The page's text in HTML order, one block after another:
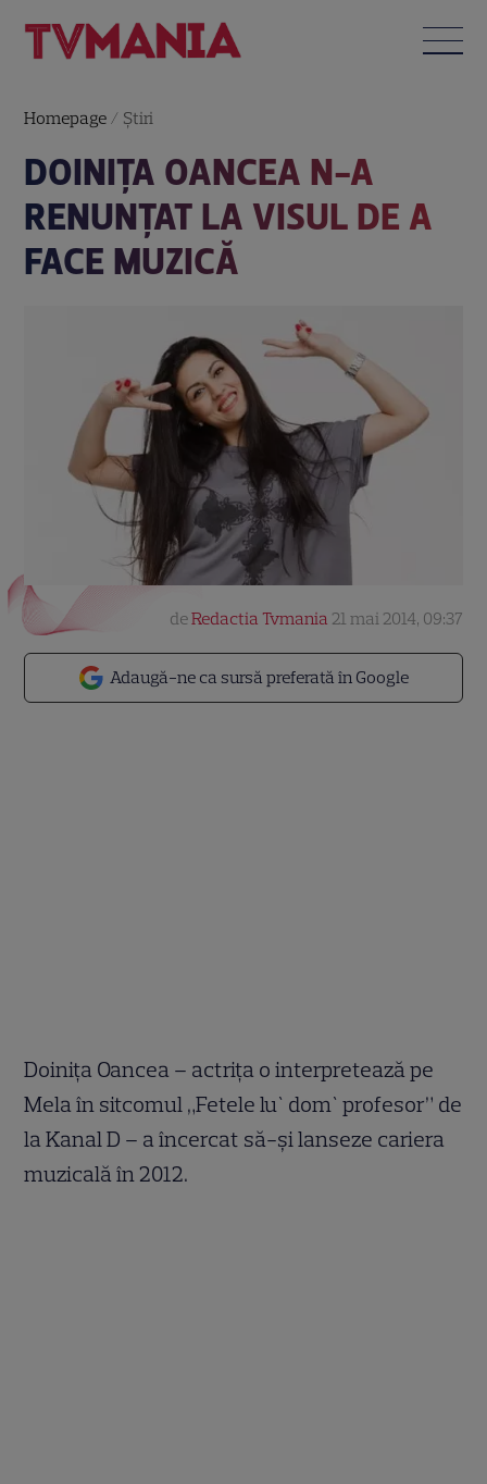
Homepage / Știri
DOINIȚA OANCEA N-A
RENUNȚAT LA VISUL DE A
FACE MUZICĂ
Adaugă-ne ca sursă preferată în Google
deRedactia Tvmania 21 mai 2014, 09:37
Doinița Oancea – actrița o interpretează pe
Mela în sitcomul „Fetele lu` dom` profesor” de
la Kanal D – a încercat să-și lanseze cariera
muzicală în 2012.